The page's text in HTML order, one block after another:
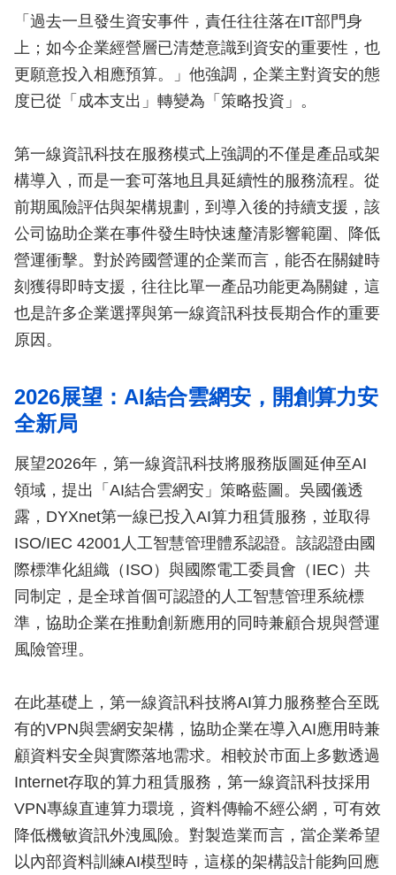
「過去一旦發生資安事件，責任往往落在IT部門身
上；如今企業經營層已清楚意識到資安的重要性，也
更願意投入相應預算。」他強調，企業主對資安的態
度已從「成本支出」轉變為「策略投資」。
第一線資訊科技在服務模式上強調的不僅是產品或架
構導入，而是一套可落地且具延續性的服務流程。從
前期風險評估與架構規劃，到導入後的持續支援，該
公司協助企業在事件發生時快速釐清影響範圍、降低
營運衝擊。對於跨國營運的企業而言，能否在關鍵時
刻獲得即時支援，往往比單一產品功能更為關鍵，這
也是許多企業選擇與第一線資訊科技長期合作的重要
原因。
2026展望：AI結合雲網安，開創算力安
全新局
展望2026年，第一線資訊科技將服務版圖延伸至AI
領域，提出「AI結合雲網安」策略藍圖。吳國儀透
露，DYXnet第一線已投入AI算力租賃服務，並取得
ISO/IEC 42001人工智慧管理體系認證。該認證由國
際標準化組織（ISO）與國際電工委員會（IEC）共
同制定，是全球首個可認證的人工智慧管理系統標
準，協助企業在推動創新應用的同時兼顧合規與營運
風險管理。
在此基礎上，第一線資訊科技將AI算力服務整合至既
有的VPN與雲網安架構，協助企業在導入AI應用時兼
顧資料安全與實際落地需求。相較於市面上多數透過
Internet存取的算力租賃服務，第一線資訊科技採用
VPN專線直連算力環境，資料傳輸不經公網，可有效
降低機敏資訊外洩風險。對製造業而言，當企業希望
以內部資料訓練AI模型時，這樣的架構設計能夠回應